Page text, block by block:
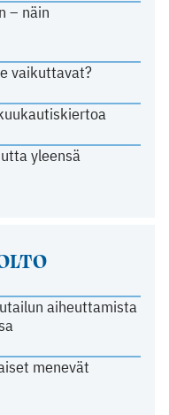
– näin
vaikuttavat?
yleensä
aiheuttamista
menevät